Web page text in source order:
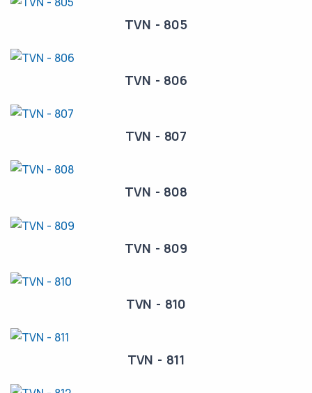
TVN - 805
TVN - 806
TVN - 807
TVN - 808
TVN - 809
TVN - 810
TVN - 811